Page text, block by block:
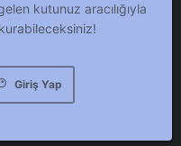
kutunuz aracılığıyla
Giriş Yap